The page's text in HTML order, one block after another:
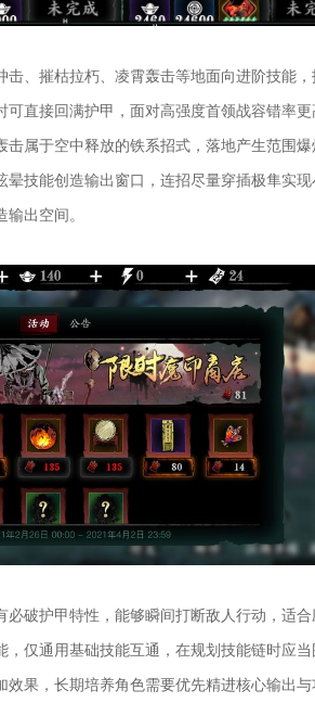
、摧枯拉朽、凌霄轰击等地面向进阶技能
直接回满护甲，面对高强度首领战容错率
属于空中释放的铁系招式，落地产生范围
技能创造输出窗口，连招尽量穿插极隼实
出空间。
破护甲特性，能够瞬间打断敌人行动，适合
仅通用基础技能互通，在规划技能链时应
果，长期培养角色需要优先精进核心输出